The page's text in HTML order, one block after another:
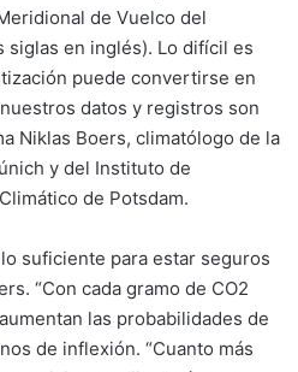
de Vuelco del
siglas en inglés). Lo difícil es
puede convertirse en
datos y registros son
Niklas Boers, climatólogo de la
y del Instituto de
de Potsdam.
suficiente para estar seguros
“Con cada gramo de CO2
las probabilidades de
de inflexión. “Cuanto más